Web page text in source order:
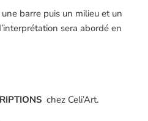
barre puis un milieu et un
sera abordé en
chez Celi’Art.